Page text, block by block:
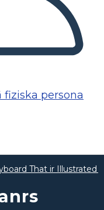
fiziska persona
That ir Illustrated